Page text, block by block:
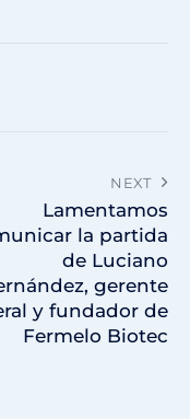
NEXT
Lamentamos
la partida
de Luciano
gerente
y fundador de
Fermelo Biotec